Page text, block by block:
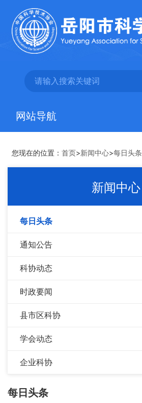
网站导航
您现在的位置： 首页>新闻中心>每日头条
新闻中心
每日头条
通知公告
科协动态
时政要闻
县市区科协
学会动态
企业科协
每日头条